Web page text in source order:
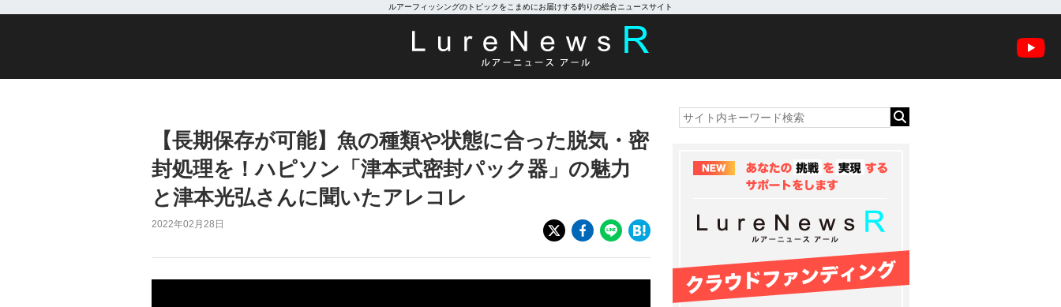
ルアーフィッシングのトピックをこまめにお届けする釣りの総合ニュースサイト
【長期保存が可能】魚の種類や状態に合った脱気・密
封処理を！ハピソン「津本式密封パック器」の魅力
と津本光弘さんに聞いたアレコレ
2022年02月28日